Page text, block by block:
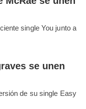
single You junto a
se unen
de su single Easy